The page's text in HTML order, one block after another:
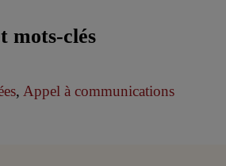
mots-clés
, Appel à communications